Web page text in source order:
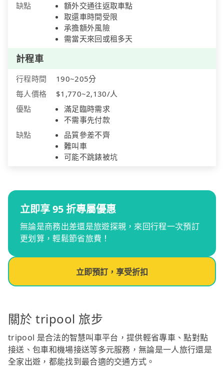
缺點
額外交通往返取車點
取還車時間受限
承擔額外風險
需當天來回或租多天
計程車
行程時間
190~205分
每人價格
$1,770~2,130/人
優點
滿足臨時需求
不需事先付款
缺點
品質參差不齊
難叫車
可能不跳錶被坑
立即享 95 折專屬優惠
無論是商務出差還是旅遊探親，來回行程一次預訂
更划算，輕鬆節省旅費！
立即預訂，享受折扣
關於 tripool 旅步
tripool 是合法的智慧叫車平台，提供輕省專車、點對點
接送、包車和機場接送等多元服務，無論是一人旅行還是
全家出遊，都能找到最合適的交通方式。